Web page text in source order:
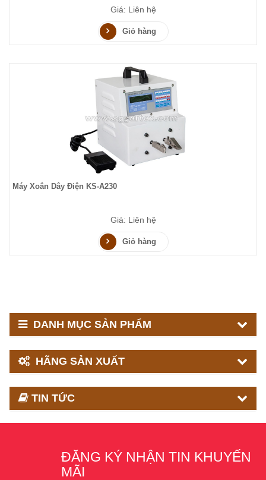
Giá: Liên hệ
Giỏ hàng
Máy Xoắn Dây Điện KS-A230
Giá: Liên hệ
Giỏ hàng
DANH MỤC SẢN PHẨM
HÃNG SẢN XUẤT
TIN TỨC
ĐĂNG KÝ NHẬN TIN KHUYẾN
MÃI